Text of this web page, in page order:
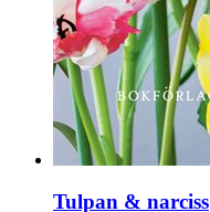
Tulpan & narciss